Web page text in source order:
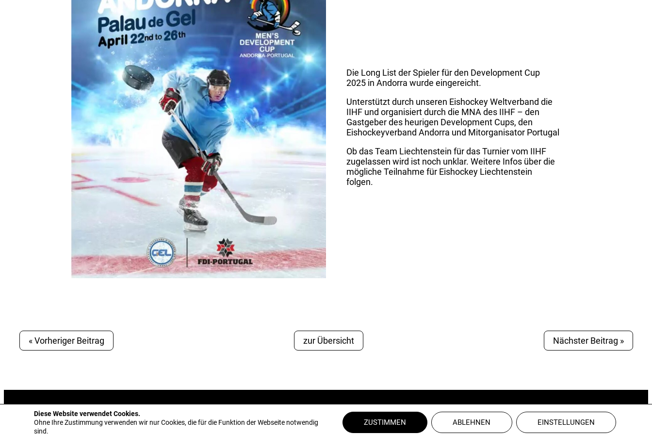
Die Long List der Spieler für den Development Cup
2025 in Andorra wurde eingereicht.
Unterstützt durch unseren Eishockey Weltverband die
IIHF und organisiert durch die MNA des IIHF – den
Gastgeber des heurigen Development Cups, den
Eishockeyverband Andorra und Mitorganisator Portugal
Ob das Team Liechtenstein für das Turnier vom IIHF
zugelassen wird ist noch unklar. Weitere Infos über die
mögliche Teilnahme für Eishockey Liechtenstein
folgen.
« Vorheriger Beitrag zur Übersicht Nächster Beitrag »
© 2026 Eishockey Liechtenstein
Konkakt Downloads MedienarchivImpressumDatenschutz
Diese Website verwendet Cookies.
Ohne Ihre Zustimmung verwenden wir nur Cookies, die für die Funktion der Webseite notwendig
sind.
ZUSTIMMEN ABLEHNEN EINSTELLUNGEN